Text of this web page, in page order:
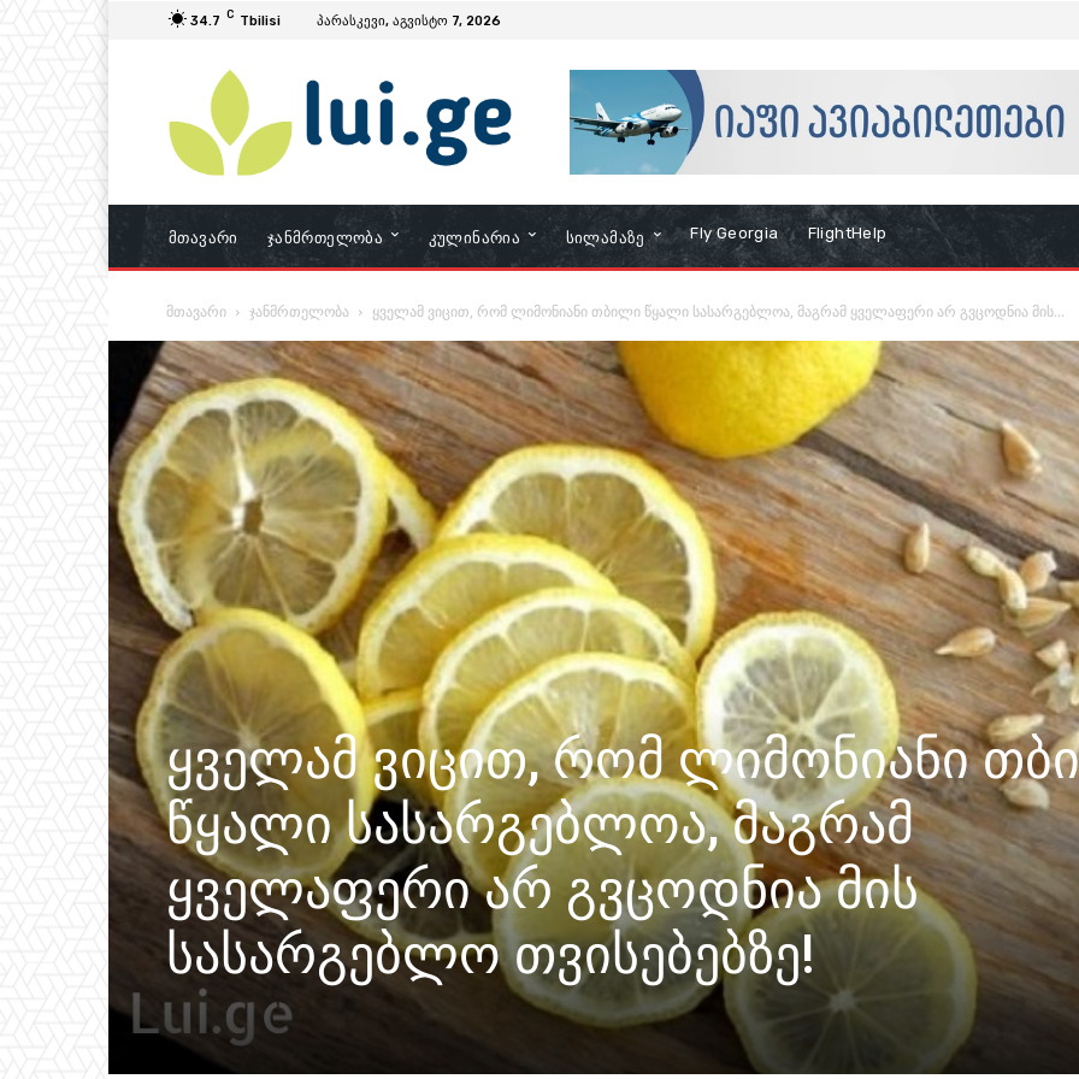
34.7 C Tbilisi პარასკევი, აგვისტო 7, 2026
Მთავარი Ჯანმრთელობა Კულინარია Სილამაზე Fly Georgia FlightHelp
მთავარი ჯანმრთელობა ყველამ ვიცით, რომ ლიმონიანი თბილი წყალი სასარგებლოა, მაგრამ ყველაფერი არ გვცოდნია მის...
ყველამ ვიცით, რომ ლიმონიანი
წყალი სასარგებლოა, მაგრამ
ყველაფერი არ გვცოდნია მის
სასარგებლო თვისებებზე!